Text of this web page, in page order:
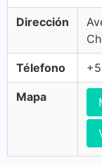
Dirección
Télefono
Mapa